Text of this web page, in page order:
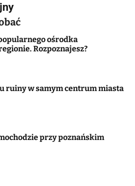
ośrodka
Rozpoznajesz?
ruiny w samym centrum miasta
przy poznańskim